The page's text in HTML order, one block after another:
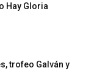
Hay Gloria
trofeo Galván y